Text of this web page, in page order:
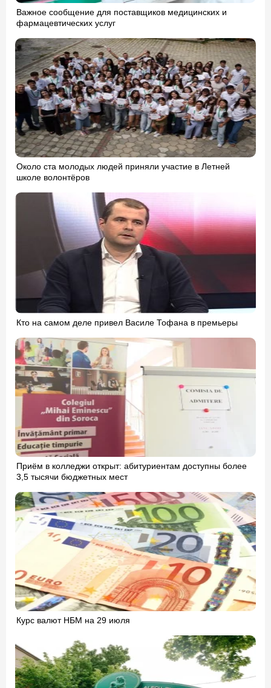
Важное сообщение для поставщиков медицинских и
фармацевтических услуг
Около ста молодых людей приняли участие в Летней
школе волонтёров
Кто на самом деле привел Василе Тофана в премьеры
Приём в колледжи открыт: абитуриентам доступны более
3,5 тысячи бюджетных мест
Курс валют НБМ на 29 июля